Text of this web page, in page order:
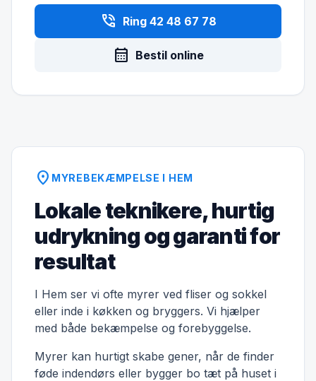
phone_in_talk Ring 42 48 67 78
calendar_month Bestil online
location_on MYREBEKÆMPELSE I HEM
Lokale teknikere, hurtig
udrykning og garanti for
resultat
I Hem ser vi ofte myrer ved fliser og sokkel
eller inde i køkken og bryggers. Vi hjælper
med både bekæmpelse og forebyggelse.
Myrer kan hurtigt skabe gener, når de finder
føde indendørs eller bygger bo tæt på huset i